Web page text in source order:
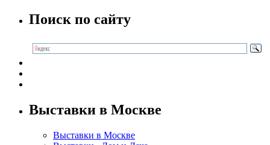
Поиск по сайту
Выставки в Москве
Выставки в Москве